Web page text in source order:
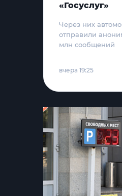
«Госуслуг»
Через них
отправили
млн сообщений
вчера 19:25